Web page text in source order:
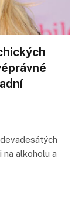
alkoholu a